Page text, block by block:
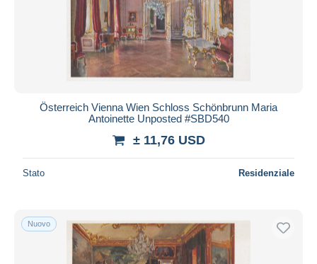
Österreich Vienna Wien Schloss Schönbrunn Maria
Antoinette Unposted #SBD540
± 11,76 USD
Stato Residenziale
Nuovo